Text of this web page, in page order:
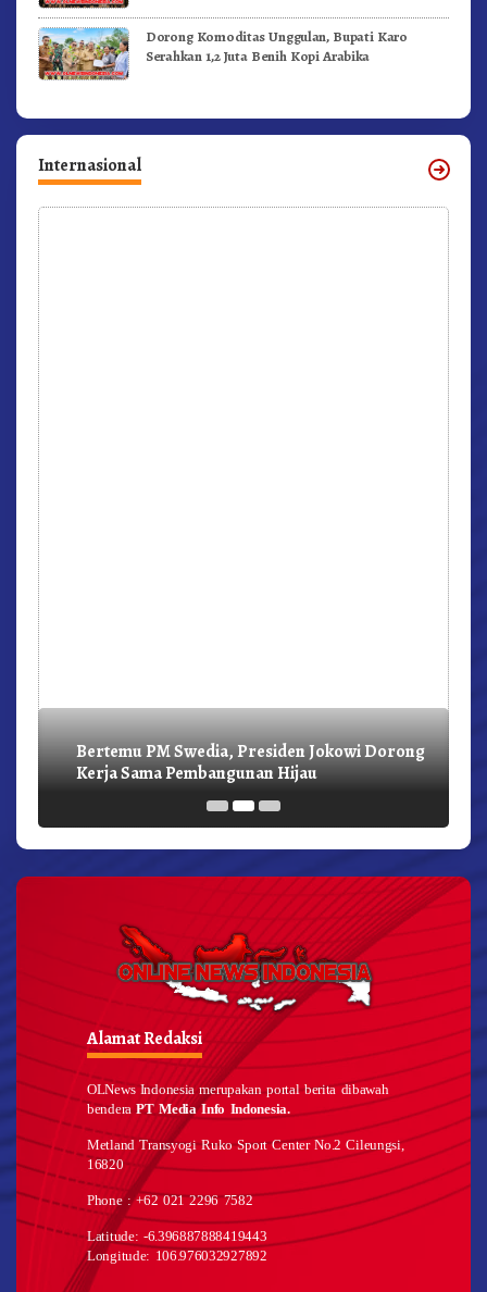
Dorong Komoditas Unggulan, Bupati Karo
Serahkan 1,2 Juta Benih Kopi Arabika
Internasional
Bertemu PM Swedia, Presiden Jokowi Dorong
Kerja Sama Pembangunan Hijau
Alamat Redaksi
OLNews Indonesia merupakan portal berita dibawah
benderaPT Media Info Indonesia.
Metland Transyogi Ruko Sport Center No.2 Cileungsi,
16820
Phone : +62 021 2296 7582
Latitude: -6.396887888419443
Longitude: 106.976032927892